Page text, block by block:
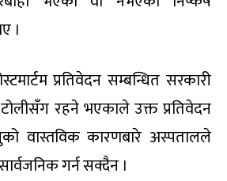
।
प्रतिवेदन सम्बन्धित सरकारी
रहने भएकाले उक्त प्रतिवेदन
वास्तविक कारणबारे अस्पतालले
गर्न सक्दैन ।